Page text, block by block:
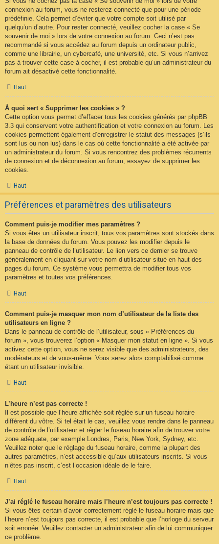
connexion au forum, vous ne resterez connecté que pour une période
prédéfinie. Cela permet d’éviter que votre compte soit utilisé par
quelqu’un d’autre. Pour rester connecté, veuillez cocher la case « Se
souvenir de moi » lors de votre connexion au forum. Ceci n’est pas
recommandé si vous accédez au forum depuis un ordinateur public,
comme une librairie, un cybercafé, une université, etc. Si vous n’arrivez
pas à trouver cette case à cocher, il est probable qu’un administrateur du
forum ait désactivé cette fonctionnalité.
Haut
À quoi sert « Supprimer les cookies » ?
Cette option vous permet d’effacer tous les cookies générés par phpBB
3.3 qui conservent votre authentification et votre connexion au forum. Les
cookies permettent également d’enregistrer le statut des messages (s’ils
sont lus ou non lus) dans le cas où cette fonctionnalité a été activée par
un administrateur du forum. Si vous rencontrez des problèmes récurrents
de connexion et de déconnexion au forum, essayez de supprimer les
cookies.
Haut
Préférences et paramètres des utilisateurs
Comment puis-je modifier mes paramètres ?
Si vous êtes un utilisateur inscrit, tous vos paramètres sont stockés dans
la base de données du forum. Vous pouvez les modifier depuis le
panneau de contrôle de l’utilisateur. Le lien vers ce dernier se trouve
généralement en cliquant sur votre nom d’utilisateur situé en haut des
pages du forum. Ce système vous permettra de modifier tous vos
paramètres et toutes vos préférences.
Haut
Comment puis-je masquer mon nom d’utilisateur de la liste des
utilisateurs en ligne ?
Dans le panneau de contrôle de l’utilisateur, sous « Préférences du
forum », vous trouverez l’option « Masquer mon statut en ligne ». Si vous
activez cette option, vous ne serez visible que des administrateurs, des
modérateurs et de vous-même. Vous serez alors comptabilisé comme
étant un utilisateur invisible.
Haut
L’heure n’est pas correcte !
Il est possible que l’heure affichée soit réglée sur un fuseau horaire
différent du vôtre. Si tel était le cas, veuillez vous rendre dans le panneau
de contrôle de l’utilisateur et régler le fuseau horaire afin de trouver votre
zone adéquate, par exemple Londres, Paris, New York, Sydney, etc.
Veuillez noter que le réglage du fuseau horaire, comme la plupart des
autres paramètres, n’est accessible qu’aux utilisateurs inscrits. Si vous
n’êtes pas inscrit, c’est l’occasion idéale de le faire.
Haut
J’ai réglé le fuseau horaire mais l’heure n’est toujours pas correcte !
Si vous êtes certain d’avoir correctement réglé le fuseau horaire mais que
l’heure n’est toujours pas correcte, il est probable que l’horloge du serveur
soit erronée. Veuillez contacter un administrateur afin de lui communiquer
ce problème.